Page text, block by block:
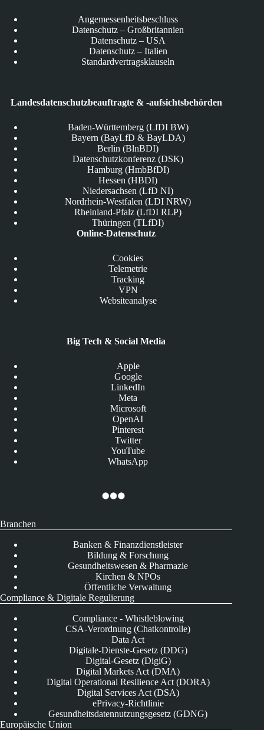
Angemessenheitsbeschluss
Datenschutz – Großbritannien
Datenschutz – USA
Datenschutz – Italien
Standardvertragsklauseln
Landesdatenschutzbeauftragte & -aufsichtsbehörden
Baden-Württemberg (LfDI BW)
Bayern (BayLfD & BayLDA)
Berlin (BlnBDI)
Datenschutzkonferenz (DSK)
Hamburg (HmbBfDI)
Hessen (HBDI)
Niedersachsen (LfD NI)
Nordrhein-Westfalen (LDI NRW)
Rheinland-Pfalz (LfDI RLP)
Thüringen (TLfDI)
Online-Datenschutz
Cookies
Telemetrie
Tracking
VPN
Websiteanalyse
Big Tech & Social Media
Apple
Google
LinkedIn
Meta
Microsoft
OpenAI
Pinterest
Twitter
YouTube
WhatsApp
Branchen
Banken & Finanzdienstleister
Bildung & Forschung
Gesundheitswesen & Pharmazie
Kirchen & NPOs
Öffentliche Verwaltung
Compliance & Digitale Regulierung
Compliance - Whistleblowing
CSA-Verordnung (Chatkontrolle)
Data Act
Digitale-Dienste-Gesetz (DDG)
Digital-Gesetz (DigiG)
Digital Markets Act (DMA)
Digital Operational Resilience Act (DORA)
Digital Services Act (DSA)
ePrivacy-Richtlinie
Gesundheitsdatennutzungsgesetz (GDNG)
Europäische Union